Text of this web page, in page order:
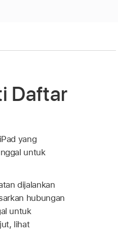
Daftar
yang
untuk
dijalankan
hubungan
untuk
lihat